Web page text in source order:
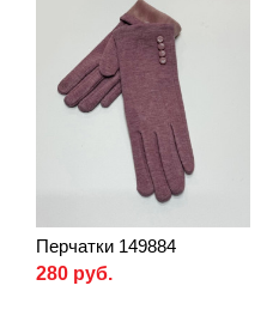
Перчатки 149884
280 руб.